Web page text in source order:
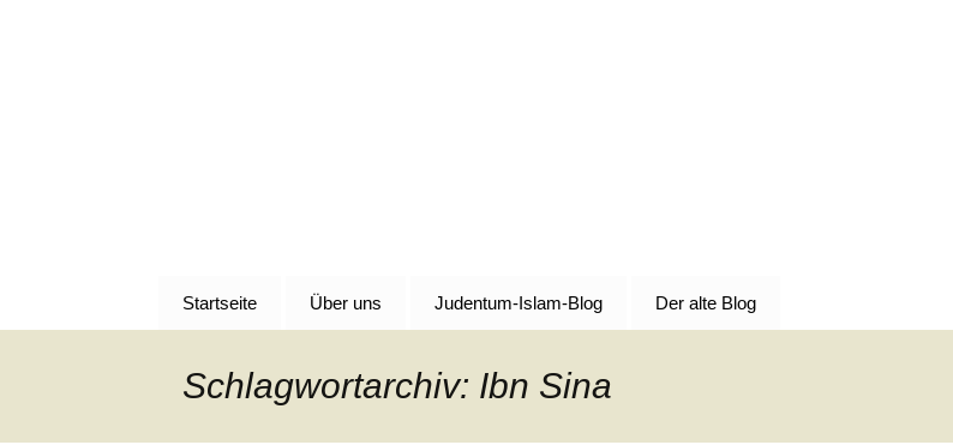
Startseite Über uns Judentum-Islam-Blog Der alte Blog
Schlagwortarchiv: Ibn Sina